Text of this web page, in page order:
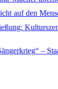
auf den
–